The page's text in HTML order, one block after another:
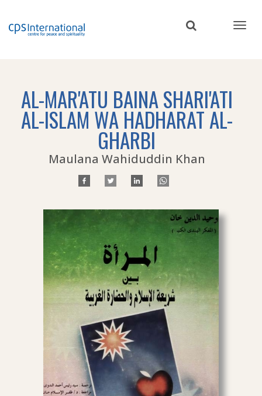
AL-MAR'ATU BAINA SHARI'ATI
AL-ISLAM WA HADHARAT AL-
GHARBI
Maulana Wahiduddin Khan